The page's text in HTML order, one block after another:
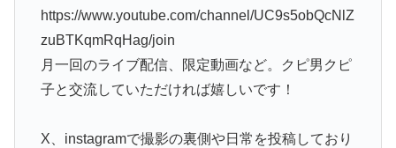
https://www.youtube.com/channel/UC9s5obQcNlZ
zuBTKqmRqHag/join
月一回のライブ配信、限定動画など。クピ男クピ
子と交流していただければ嬉しいです！
X、instagramで撮影の裏側や日常を投稿しており